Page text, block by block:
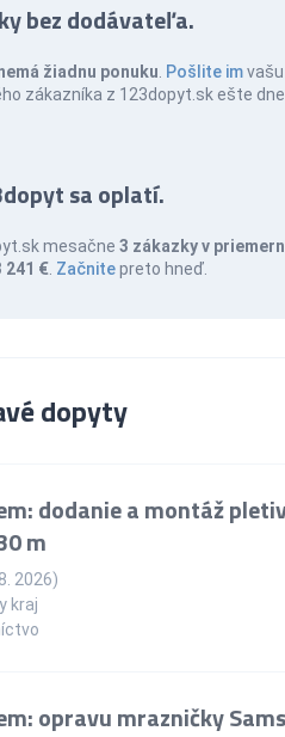
bez dodávateľa.
žiadnu ponuku Pošlite imvašu
zákazníka z 123dopyt.sk ešte
sa oplatí.
mesačne3 zákazky v
241 € Začnitepreto hneď.
dopyty
dodanie a montáž
m
2026)
kraj
opravu mrazničky